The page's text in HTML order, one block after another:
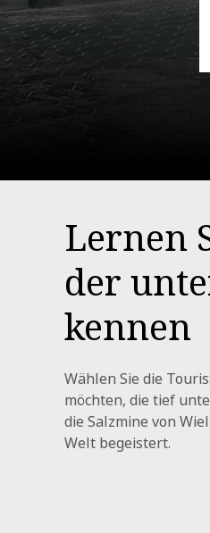
Lernen
der
kennen
Wählen Sie die
möchten, die tief
die Salzmine von
Welt begeistert.